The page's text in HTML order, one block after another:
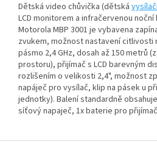
Dětská video chůvička (dětská
LCD monitorem a infračervenou noční
Motorola MBP 3001 je vybavena
zvukem, možnost nastavení
pásmo 2,4 GHz, dosah až 150 metrů
prostoru), přijímač s LCD barevným
rozlišením o velikosti 2,4", možnost
napáječ pro vysílač, klip na pásek u
jednotky). Balení standardně
síťový napaječ, 1x baterie pro